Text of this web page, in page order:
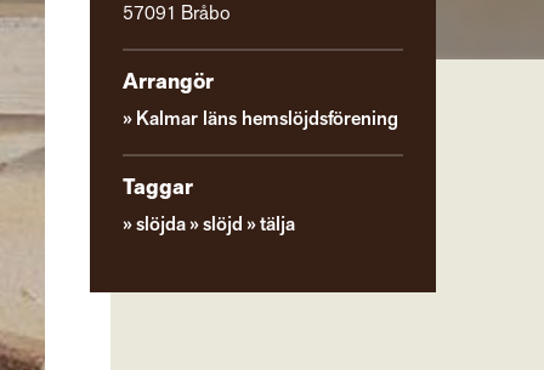
57091 Bråbo
Arrangör
Kalmar läns hemslöjdsförening
Taggar
slöjda slöjd tälja